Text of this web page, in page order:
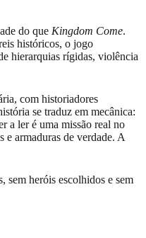
do que Kingdom Come.
históricos, o jogo
hierarquias rígidas, violência
com historiadores
se traduz em mecânica:
a ler é uma missão real no
e armaduras de verdade. A
sem heróis escolhidos e sem